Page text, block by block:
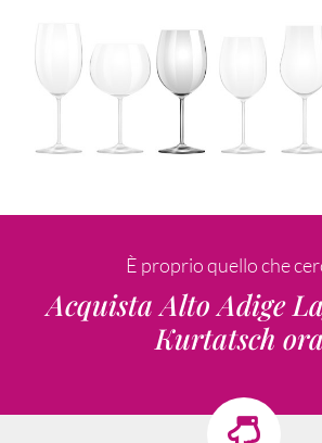
È proprio quello che
Acquista Alto Adige
Kurtatsch